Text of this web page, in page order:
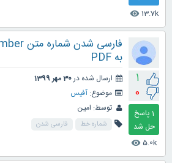
13.7k
visibility
1
0
1 پاسخ
5.0k
visibility
به PDF
ارسال شده در30 مهر 1399
موضوع: آفیس
توسط: امین
شماره خط فارسی شدن